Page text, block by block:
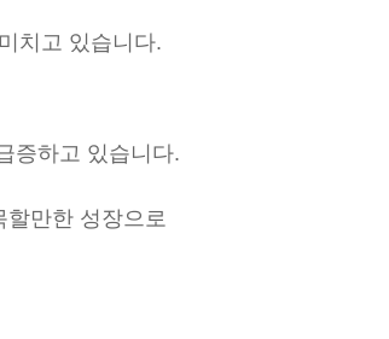
치고 있습니다.
증하고 있습니다.
할만한 성장으로